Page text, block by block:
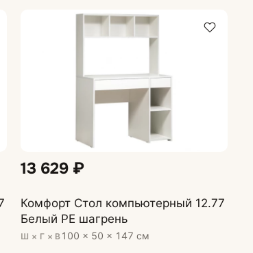
13 629 ₽
Комфорт Стол компьютерный 12.77
Белый PE шагрень
Ш × Г × В 100 × 50 × 147 см